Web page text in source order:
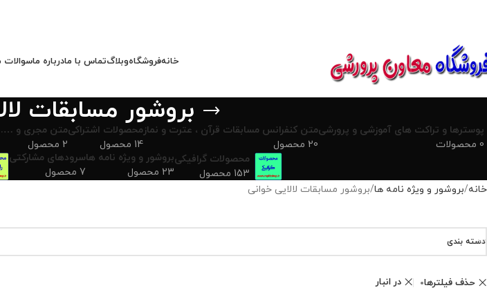
خانهفروشگاهوبلاگتماس با مادرباره ماسوالات
بروشور مسابقات
پوسترها و تراکت های آموزشی و پرورشی
0 محصولات
متن کنفرانس مسابقات قرآن ، عترت و نماز
20 محصول
محصولات اشتراکی
14 محصول
متن مجری و
2 محصول
محصولات گرافیکی
153 محصول
بروشور و ویژه نامه ها
23 محصول
سرودهای مشارکتی
7 محصول
خانه بروشور و ویژه نامه ها بروشور مسابقات لالایی خوانی
دسته بندی
حذف فیلترها در انبار